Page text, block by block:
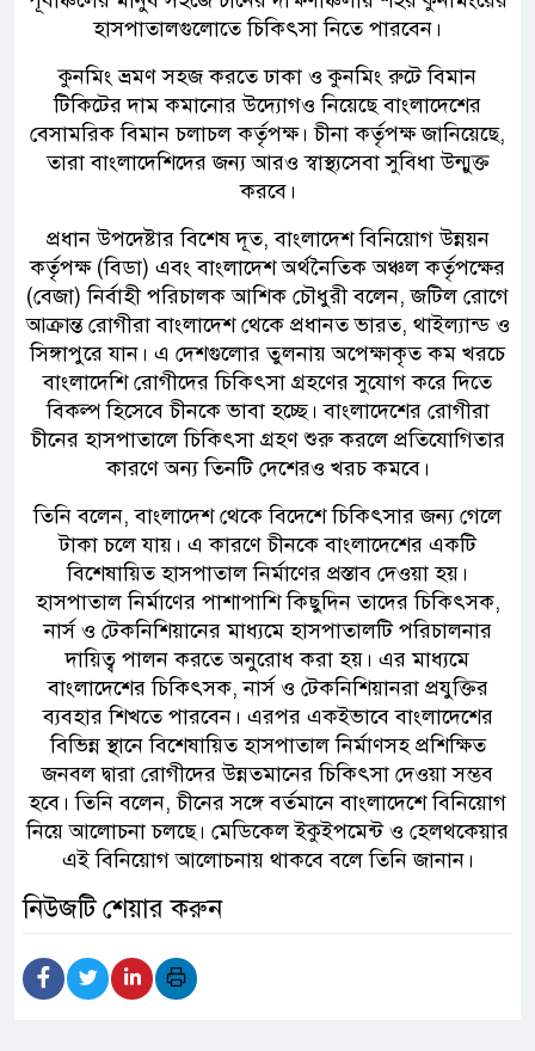
হাসপাতালগুলোতে চিকিৎসা নিতে পারবেন।
কুনমিং ভ্রমণ সহজ করতে ঢাকা ও কুনমিং রুটে বিমান
টিকিটের দাম কমানোর উদ্যোগও নিয়েছে বাংলাদেশের
বেসামরিক বিমান চলাচল কর্তৃপক্ষ। চীনা কর্তৃপক্ষ জানিয়েছে,
তারা বাংলাদেশিদের জন্য আরও স্বাস্থ্যসেবা সুবিধা উন্মুক্ত
করবে।
প্রধান উপদেষ্টার বিশেষ দূত, বাংলাদেশ বিনিয়োগ উন্নয়ন
কর্তৃপক্ষ (বিডা) এবং বাংলাদেশ অর্থনৈতিক অঞ্চল কর্তৃপক্ষের
(বেজা) নির্বাহী পরিচালক আশিক চৌধুরী বলেন, জটিল রোগে
আক্রান্ত রোগীরা বাংলাদেশ থেকে প্রধানত ভারত, থাইল্যান্ড ও
সিঙ্গাপুরে যান। এ দেশগুলোর তুলনায় অপেক্ষাকৃত কম খরচে
বাংলাদেশি রোগীদের চিকিৎসা গ্রহণের সুযোগ করে দিতে
বিকল্প হিসেবে চীনকে ভাবা হচ্ছে। বাংলাদেশের রোগীরা
চীনের হাসপাতালে চিকিৎসা গ্রহণ শুরু করলে প্রতিযোগিতার
কারণে অন্য তিনটি দেশেরও খরচ কমবে।
তিনি বলেন, বাংলাদেশ থেকে বিদেশে চিকিৎসার জন্য গেলে
টাকা চলে যায়। এ কারণে চীনকে বাংলাদেশের একটি
বিশেষায়িত হাসপাতাল নির্মাণের প্রস্তাব দেওয়া হয়।
হাসপাতাল নির্মাণের পাশাপাশি কিছুদিন তাদের চিকিৎসক,
নার্স ও টেকনিশিয়ানের মাধ্যমে হাসপাতালটি পরিচালনার
দায়িত্ব পালন করতে অনুরোধ করা হয়। এর মাধ্যমে
বাংলাদেশের চিকিৎসক, নার্স ও টেকনিশিয়ানরা প্রযুক্তির
ব্যবহার শিখতে পারবেন। এরপর একইভাবে বাংলাদেশের
বিভিন্ন স্থানে বিশেষায়িত হাসপাতাল নির্মাণসহ প্রশিক্ষিত
জনবল দ্বারা রোগীদের উন্নতমানের চিকিৎসা দেওয়া সম্ভব
হবে। তিনি বলেন, চীনের সঙ্গে বর্তমানে বাংলাদেশে বিনিয়োগ
নিয়ে আলোচনা চলছে। মেডিকেল ইকুইপমেন্ট ও হেলথকেয়ার
এই বিনিয়োগ আলোচনায় থাকবে বলে তিনি জানান।
নিউজটি শেয়ার করুন